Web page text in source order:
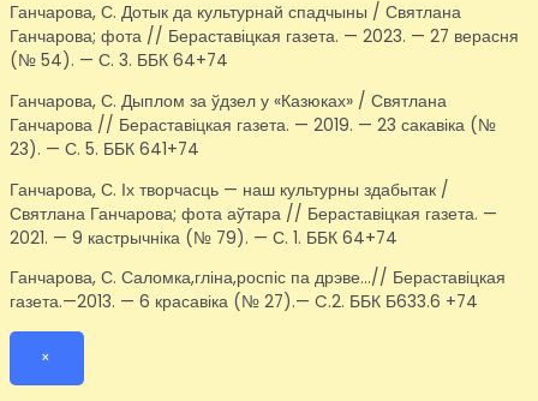
Ганчарова, С. Дотык да культурнай спадчыны / Святлана
Ганчарова; фота // Бераставіцкая газета. — 2023. — 27 верасня
(№ 54). — С. 3. ББК 64+74
Ганчарова, С. Дыплом за ўдзел у «Казюках» / Святлана
Ганчарова // Бераставіцкая газета. — 2019. — 23 сакавіка (№
23). — С. 5. ББК 641+74
Ганчарова, С. Іх творчасць — наш культурны здабытак /
Святлана Ганчарова; фота аўтара // Бераставіцкая газета. —
2021. — 9 кастрычніка (№ 79). — С. 1. ББК 64+74
Ганчарова, С. Саломка,гліна,роспіс па дрэве…// Бераставіцкая
газета.—2013. — 6 красавіка (№ 27).— C.2. ББК Б633.6 +74
×